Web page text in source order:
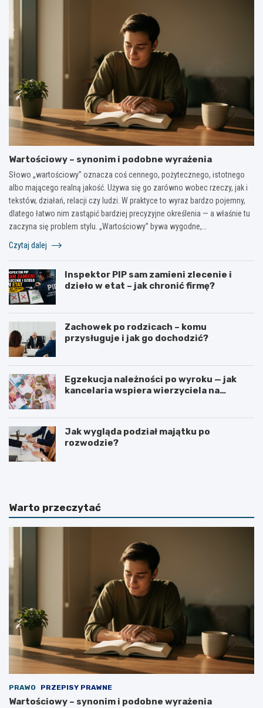
Wartościowy – synonim i podobne wyrażenia
Słowo „wartościowy” oznacza coś cennego, pożytecznego, istotnego
albo mającego realną jakość. Używa się go zarówno wobec rzeczy, jak i
tekstów, działań, relacji czy ludzi. W praktyce to wyraz bardzo pojemny,
dlatego łatwo nim zastąpić bardziej precyzyjne określenia — a właśnie tu
zaczyna się problem stylu. „Wartościowy” bywa wygodne,…
Czytaj dalej
Inspektor PIP sam zamieni zlecenie i
dzieło w etat – jak chronić firmę?
Zachowek po rodzicach – komu
przysługuje i jak go dochodzić?
Egzekucja należności po wyroku — jak
kancelaria wspiera wierzyciela na
Jak wygląda podział majątku po
rozwodzie?
Warto przeczytać
PRAWO PRZEPISY PRAWNE
Wartościowy – synonim i podobne wyrażenia